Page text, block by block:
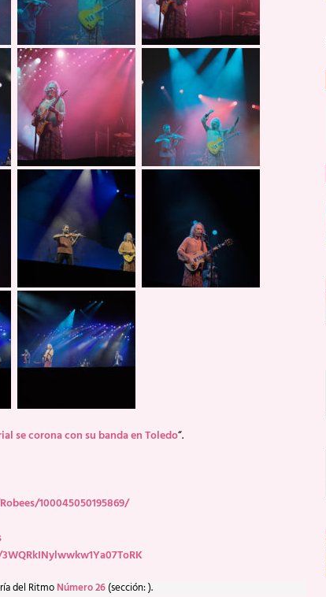
se corona con su banda en Toledo“.
100045050195869/
del Ritmo Número 26 (sección: ).